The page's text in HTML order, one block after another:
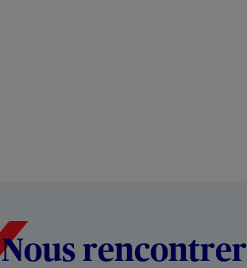
Nous rencontrer